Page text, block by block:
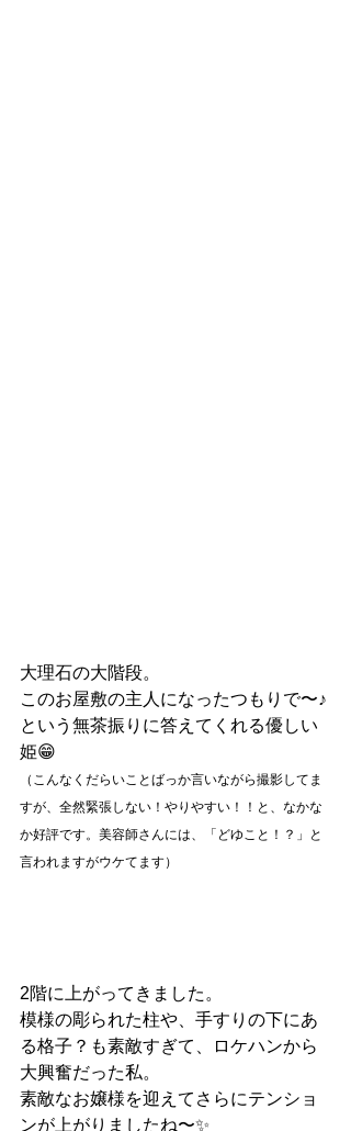
大理石の大階段。
このお屋敷の主人になったつもりで〜♪
という無茶振りに答えてくれる優しい
姫😁
（こんなくだらいことばっか言いながら撮影してま
すが、全然緊張しない！やりやすい！！と、なかな
か好評です。美容師さんには、「どゆこと！？」と
言われますがウケてます）
2階に上がってきました。
模様の彫られた柱や、手すりの下にあ
る格子？も素敵すぎて、ロケハンから
大興奮だった私。
素敵なお嬢様を迎えてさらにテンショ
ンが上がりましたね〜✨